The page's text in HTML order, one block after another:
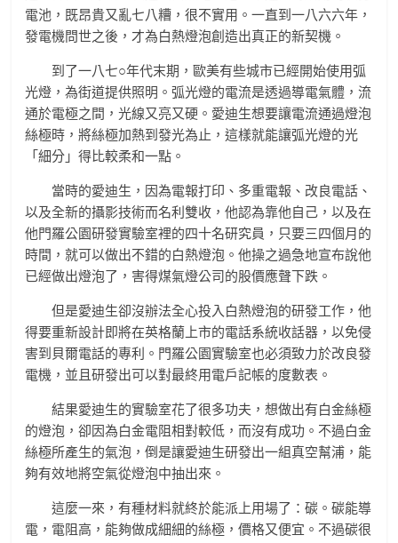
電池，既昂貴又亂七八糟，很不實用。一直到一八六六年，
發電機問世之後，才為白熱燈泡創造出真正的新契機。
到了一八七○年代末期，歐美有些城市已經開始使用弧
光燈，為街道提供照明。弧光燈的電流是透過導電氣體，流
通於電極之間，光線又亮又硬。愛迪生想要讓電流通過燈泡
絲極時，將絲極加熱到發光為止，這樣就能讓弧光燈的光
「細分」得比較柔和一點。
當時的愛迪生，因為電報打印、多重電報、改良電話、
以及全新的攝影技術而名利雙收，他認為靠他自己，以及在
他門羅公園研發實驗室裡的四十名研究員，只要三四個月的
時間，就可以做出不錯的白熱燈泡。他操之過急地宣布說他
已經做出燈泡了，害得煤氣燈公司的股價應聲下跌。
但是愛迪生卻沒辦法全心投入白熱燈泡的研發工作，他
得要重新設計即將在英格蘭上市的電話系統收話器，以免侵
害到貝爾電話的專利。門羅公園實驗室也必須致力於改良發
電機，並且研發出可以對最終用電戶記帳的度數表。
結果愛迪生的實驗室花了很多功夫，想做出有白金絲極
的燈泡，卻因為白金電阻相對較低，而沒有成功。不過白金
絲極所產生的氣泡，倒是讓愛迪生研發出一組真空幫浦，能
夠有效地將空氣從燈泡中抽出來。
這麼一來，有種材料就終於能派上用場了：碳。碳能導
電，電阻高，能夠做成細細的絲極，價格又便宜。不過碳很